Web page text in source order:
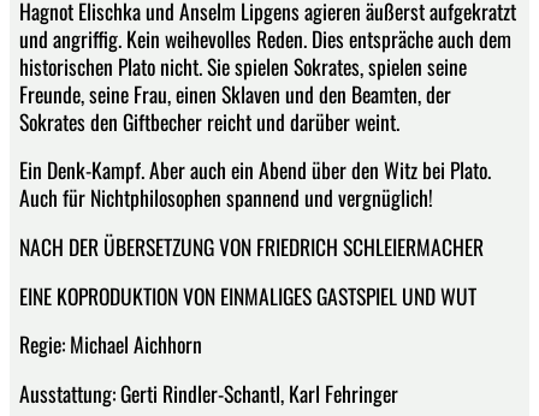
Hagnot Elischka und Anselm Lipgens agieren äußerst aufgekratzt
und angriffig. Kein weihevolles Reden. Dies entspräche auch dem
historischen Plato nicht. Sie spielen Sokrates, spielen seine
Freunde, seine Frau, einen Sklaven und den Beamten, der
Sokrates den Giftbecher reicht und darüber weint.
Ein Denk-Kampf. Aber auch ein Abend über den Witz bei Plato.
Auch für Nichtphilosophen spannend und vergnüglich!
NACH DER ÜBERSETZUNG VON FRIEDRICH SCHLEIERMACHER
EINE KOPRODUKTION VON EINMALIGES GASTSPIEL UND WUT
Regie: Michael Aichhorn
Ausstattung: Gerti Rindler-Schantl, Karl Fehringer